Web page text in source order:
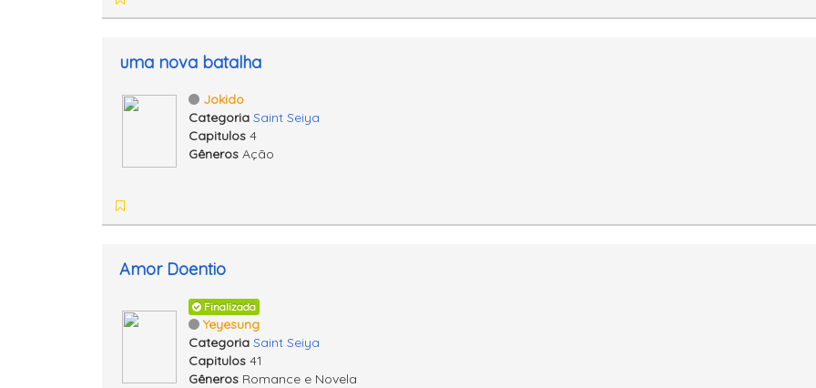
uma nova batalha
Jokido
Categoria Saint Seiya
Capitulos 4
Gêneros Ação
Amor Doentio
Finalizada
Yeyesung
Categoria Saint Seiya
Capitulos 41
Gêneros Romance e Novela